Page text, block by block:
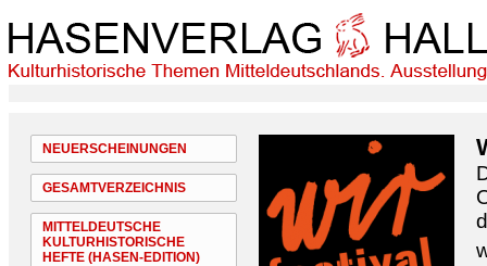
NEUERSCHEINUNGEN
GESAMTVERZEICHNIS
MITTELDEUTSCHE
KULTURHISTORISCHE
HEFTE (HASEN-EDITION)